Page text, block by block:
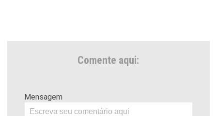
Comente aqui:
Mensagem